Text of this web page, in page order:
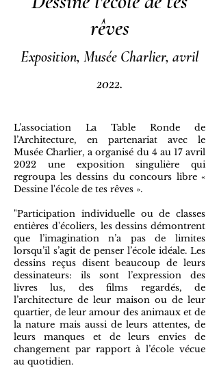
rêves
Exposition, Musée Charlier, avril
2022.
L’association La Table Ronde de
l’Architecture, en partenariat avec le
Musée Charlier, a organisé du 4 au 17 avril
2022 une exposition singulière qui
regroupa les dessins du concours libre «
Dessine l'école de tes rêves ».
"Participation individuelle ou de classes
entières d'écoliers, les dessins démontrent
que l’imagination n’a pas de limites
lorsqu’il s’agit de penser l’école idéale. Les
dessins reçus disent beaucoup de leurs
dessinateurs: ils sont l’expression des
livres lus, des films regardés, de
l’architecture de leur maison ou de leur
quartier, de leur amour des animaux et de
la nature mais aussi de leurs attentes, de
leurs manques et de leurs envies de
changement par rapport à l’école vécue
au quotidien.